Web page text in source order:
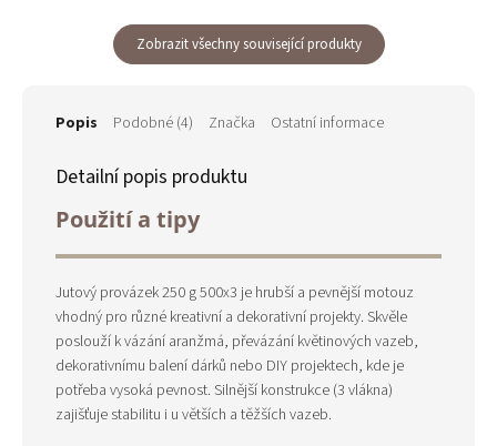
Zobrazit všechny související produkty
Popis Podobné (4) Značka Ostatní informace
Detailní popis produktu
Použití a tipy
Jutový provázek 250 g 500x3 je hrubší a pevnější motouz
vhodný pro různé kreativní a dekorativní projekty. Skvěle
poslouží k vázání aranžmá, převázání květinových vazeb,
dekorativnímu balení dárků nebo DIY projektech, kde je
potřeba vysoká pevnost. Silnější konstrukce (3 vlákna)
zajišťuje stabilitu i u větších a těžších vazeb.